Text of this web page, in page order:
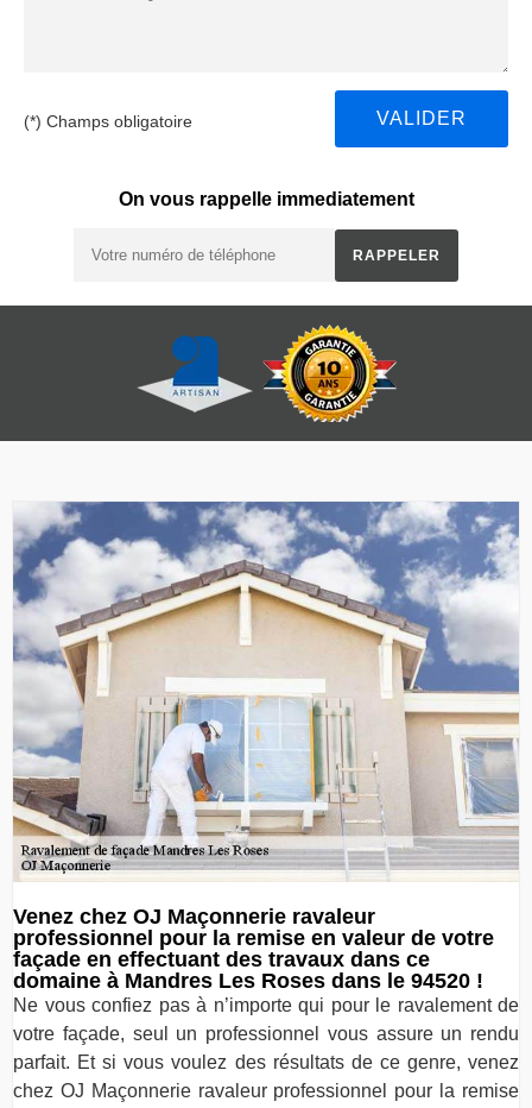
(*) Champs obligatoire
On vous rappelle immediatement
Venez chez OJ Maçonnerie ravaleur
professionnel pour la remise en valeur de votre
façade en effectuant des travaux dans ce
domaine à Mandres Les Roses dans le 94520 !
Ne vous confiez pas à n’importe qui pour le ravalement de
votre façade, seul un professionnel vous assure un rendu
parfait. Et si vous voulez des résultats de ce genre, venez
chez OJ Maçonnerie ravaleur professionnel pour la remise